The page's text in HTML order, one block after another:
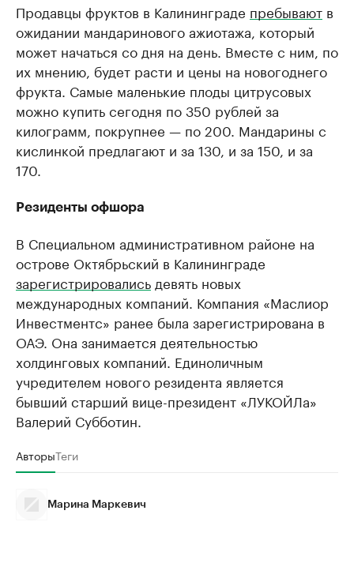
Продавцы фруктов в Калининграде пребывают в
ожидании мандаринового ажиотажа, который
может начаться со дня на день. Вместе с ним, по
их мнению, будет расти и цены на новогоднего
фрукта. Самые маленькие плоды цитрусовых
можно купить сегодня по 350 рублей за
килограмм, покрупнее — по 200. Мандарины с
кислинкой предлагают и за 130, и за 150, и за
170.
Резиденты офшора
В Специальном административном районе на
острове Октябрьский в Калининграде
зарегистрировались девять новых
международных компаний. Компания «Маслиор
Инвестментс» ранее была зарегистрирована в
ОАЭ. Она занимается деятельностью
холдинговых компаний. Единоличным
учредителем нового резидента является
бывший старший вице-президент «ЛУКОЙЛа»
Валерий Субботин.
АвторыТеги
Марина Маркевич